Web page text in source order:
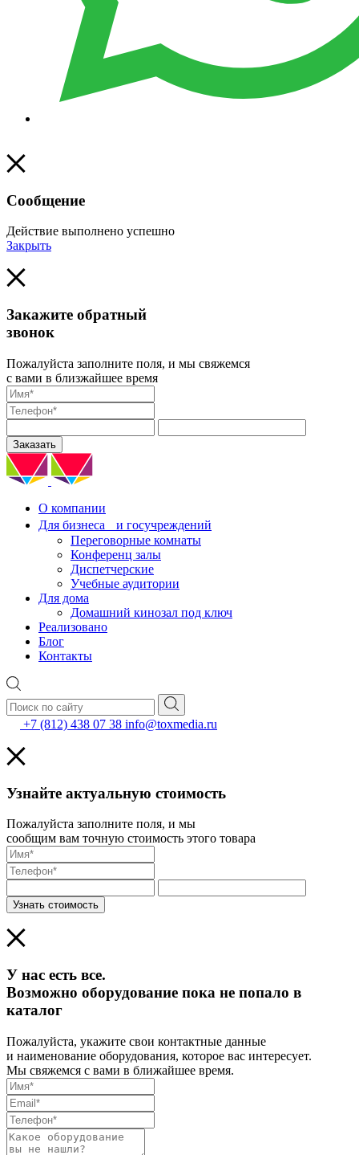
Сообщение
Действие выполнено успешно
Закрыть
Закажите обратный
звонок
Пожалуйста заполните поля, и мы свяжемся
с вами в близжайшее время
Заказать
О компании
Для бизнеса и госучреждений
Переговорные комнаты
Конференц залы
Диспетчерские
Учебные аудитории
Для дома
Домашний кинозал под ключ
Реализовано
Блог
Контакты
+7 (812) 438 07 38 info@toxmedia.ru
Узнайте актуальную стоимость
Пожалуйста заполните поля, и мы
сообщим вам точную стоимость этого товара
Узнать стоимость
У нас есть все.
Возможно оборудование пока не попало в
каталог
Пожалуйста, укажите свои контактные данные
и наименование оборудования, которое вас интересует.
Мы свяжемся с вами в ближайшее время.